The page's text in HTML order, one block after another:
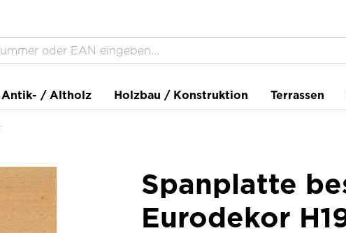
Antik- / Altholz Holzbau / Konstruktion Terrassen
Spanplatte
Eurodekor